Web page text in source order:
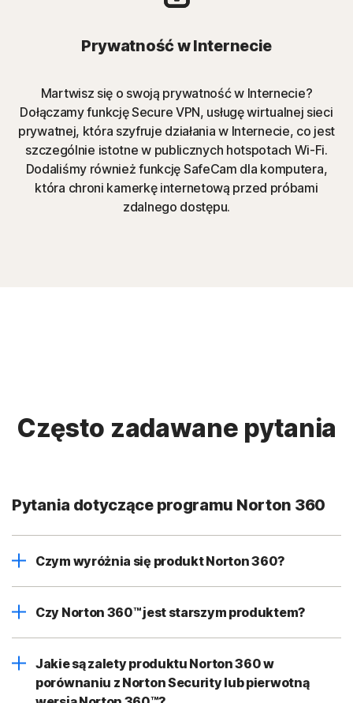
Prywatność w Internecie
Martwisz się o swoją prywatność w Internecie?
Dołączamy funkcję Secure VPN, usługę wirtualnej sieci
prywatnej, która szyfruje działania w Internecie, co jest
szczególnie istotne w publicznych hotspotach Wi-Fi.
Dodaliśmy również funkcję SafeCam dla komputera,
która chroni kamerkę internetową przed próbami
zdalnego dostępu.
Często zadawane pytania
Pytania dotyczące programu Norton 360
Czym wyróżnia się produkt Norton 360?
Czy Norton 360™ jest starszym produktem?
Jakie są zalety produktu Norton 360 w
porównaniu z Norton Security lub pierwotną